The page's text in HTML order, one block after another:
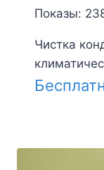
Показы:
Чистка